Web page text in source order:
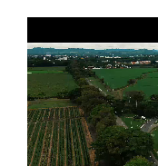
de
vídeo